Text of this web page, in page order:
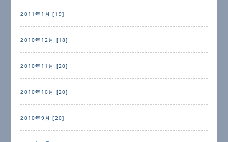
2011年1月 [19]
2010年12月 [18]
2010年11月 [20]
2010年10月 [20]
2010年9月 [20]